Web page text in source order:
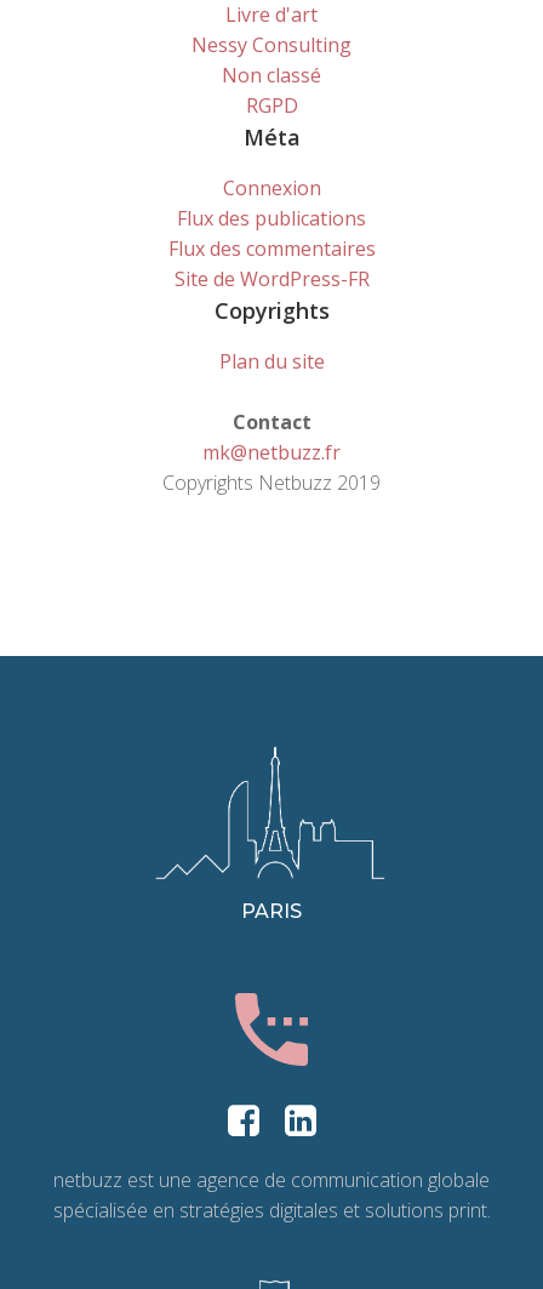
Livre d'art
Nessy Consulting
Non classé
RGPD
Méta
Connexion
Flux des publications
Flux des commentaires
Site de WordPress-FR
Copyrights
Plan du site
Contact
mk@netbuzz.fr
Copyrights Netbuzz 2019
PARIS
netbuzz est une agence de communication globale
spécialisée en stratégies digitales et solutions print.